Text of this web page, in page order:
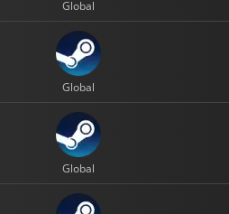
Global
Global
Global